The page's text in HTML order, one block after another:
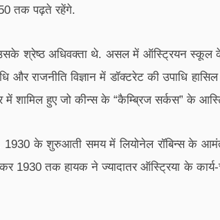
तक पढ़ते रहेंगे.
श्रेष्ठ अधिवक्ता थे. असल में ऑस्ट्रियन स्कूल
और राजनीति विज्ञान में डॉक्टरेट की उपाधि
में शामिल हुए जो कीन्स के “कैम्ब्रिज सर्कस” के
के शुरुआती समय में लियोनेल रॉबिन्स के
1930 तक हायक ने ज्यादातर ऑस्ट्रिया के